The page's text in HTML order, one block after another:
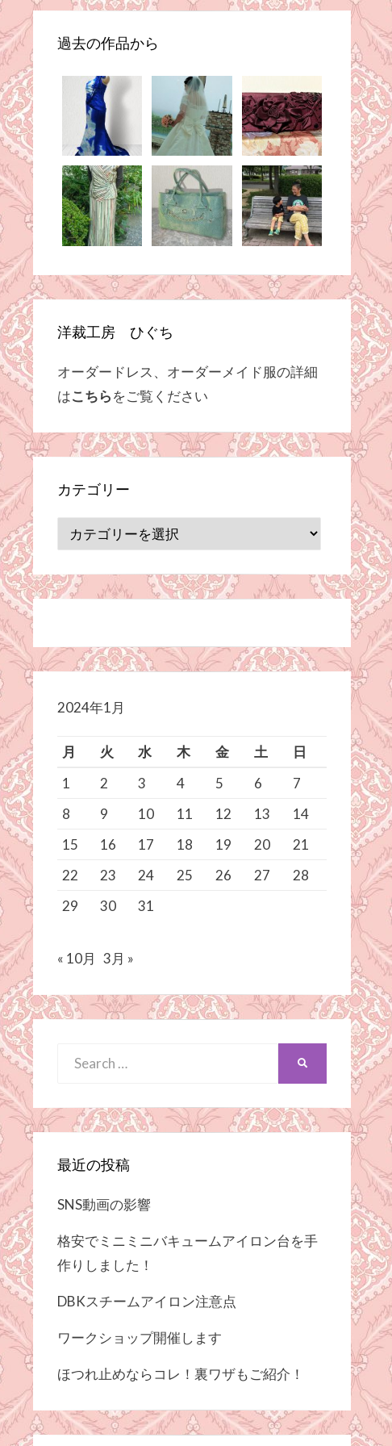
過去の作品から
洋裁工房 ひぐち
オーダードレス、オーダーメイド服の詳細
はこちらをご覧ください
カテゴリー
テ
ゴ
リ
2024年1月
月 火 水 木 金 土
日
1
2 3 4 5 6
7
8
9 10 11 12 13
14
15
16 17 18 19 20
21
22
23 24 25 26 27
28
29
30 31
« 10月 3月 »
Search
最近の投稿
SNS動画の影響
格安でミニミニバキュームアイロン台を手
作りしました！
DBKスチームアイロン注意点
ワークショップ開催します
ほつれ止めならコレ！裏ワザもご紹介！